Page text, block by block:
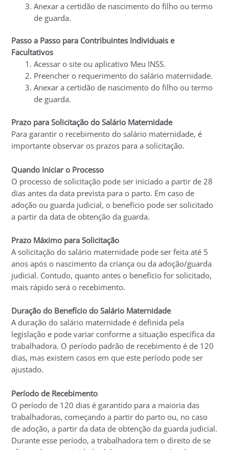
Anexar a certidão de nascimento do filho ou termo
de guarda.
Passo a Passo para Contribuintes Individuais e
Facultativos
Acessar o site ou aplicativo Meu INSS.
Preencher o requerimento do salário maternidade.
Anexar a certidão de nascimento do filho ou termo
de guarda.
Prazo para Solicitação do Salário Maternidade
Para garantir o recebimento do salário maternidade, é
importante observar os prazos para a solicitação.
Quando Iniciar o Processo
O processo de solicitação pode ser iniciado a partir de 28
dias antes da data prevista para o parto. Em caso de
adoção ou guarda judicial, o benefício pode ser solicitado
a partir da data de obtenção da guarda.
Prazo Máximo para Solicitação
A solicitação do salário maternidade pode ser feita até 5
anos após o nascimento da criança ou da adoção/guarda
judicial. Contudo, quanto antes o benefício for solicitado,
mais rápido será o recebimento.
Duração do Benefício do Salário Maternidade
A duração do salário maternidade é definida pela
legislação e pode variar conforme a situação específica da
trabalhadora. O período padrão de recebimento é de 120
dias, mas existem casos em que este período pode ser
ajustado.
Período de Recebimento
O período de 120 dias é garantido para a maioria das
trabalhadoras, começando a partir do parto ou, no caso
de adoção, a partir da data de obtenção da guarda judicial.
Durante esse período, a trabalhadora tem o direito de se